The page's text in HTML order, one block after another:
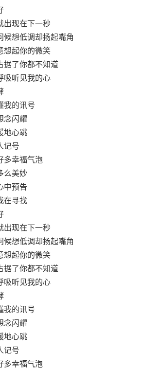
出现在下一秒
候想低调却扬起嘴角
想起你的微笑
据了你都不知道
吸听见我的心
我的讯号
念闪耀
地心跳
记号
多幸福气泡
么美妙
中预告
在寻找
出现在下一秒
候想低调却扬起嘴角
想起你的微笑
据了你都不知道
吸听见我的心
我的讯号
念闪耀
地心跳
记号
多幸福气泡